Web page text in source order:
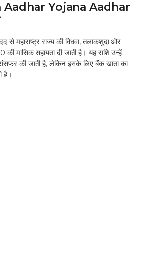
Aadhar Yojana Aadhar
से महाराष्ट्र राज्य की विधवा, तलाकशुदा और
की मासिक सहायता दी जाती है। यह राशि उन्हें
की जाती है, लेकिन इसके लिए बैंक खाता का
है।